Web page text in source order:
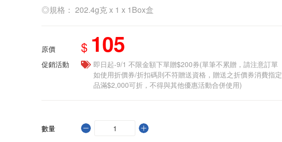
◎規格： 202.4g克 x 1 x 1Box盒
原價 $ 105
促銷活動
即日起-9/1 不限金額下單贈$200券(單筆不累贈，請注意訂單
如使用折價券/折扣碼則不符贈送資格，贈送之折價券消費指定
品滿$2,000可折，不得與其他優惠活動合併使用)
數量